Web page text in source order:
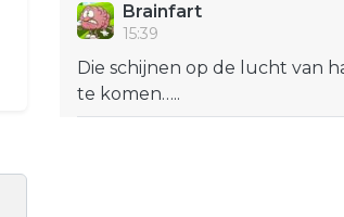
Brainfart
15:39
Die schijnen op de lucht van
te komen…..